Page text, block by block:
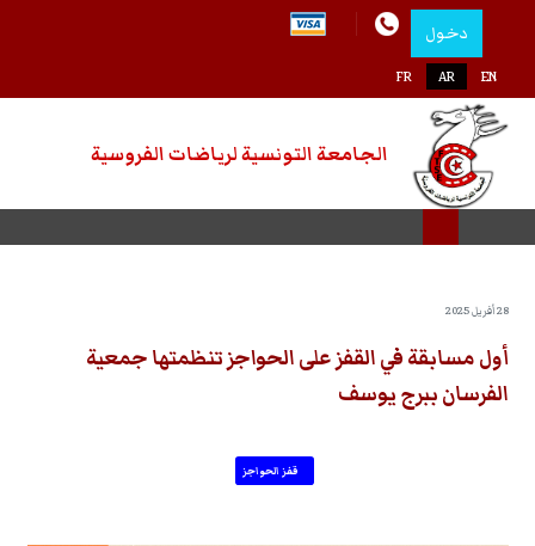
دخول
اختر لغتك
FR AR EN
الجامعة التونسية لرياضات الفروسية
28 أفريل 2025
أول مسابقة في القفز على الحواجز تنظمتها جمعية
الفرسان ببرج يوسف
قفز الحواجز